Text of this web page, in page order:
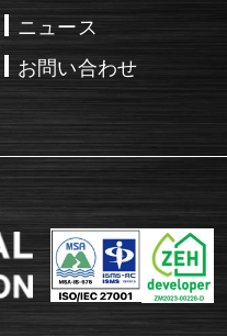
ニュース
お問い合わせ